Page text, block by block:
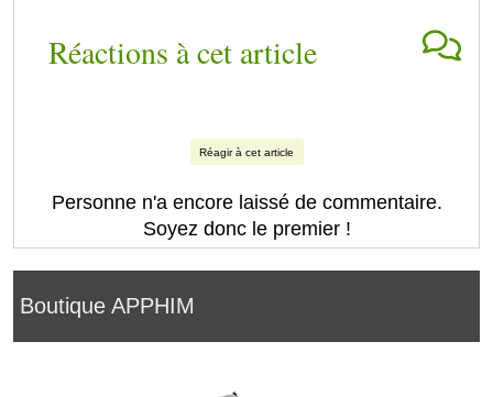
Boutique APPHIM
Réactions à cet article
Réagir à cet article
Personne n'a encore laissé de commentaire.
Soyez donc le premier !